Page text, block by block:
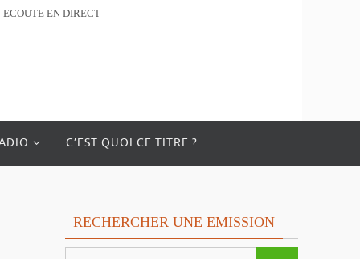
ECOUTE EN DIRECT
C’EST QUOI CE TITRE ?
RECHERCHER UNE EMISSION